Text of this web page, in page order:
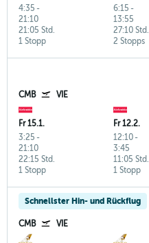
4:35 -
21:10
1 Stopp
21:05 Std.
6:15 -
13:55
2 Stopps
27:10 Std.
CMB VIE
Fr 15.1.
3:25 -
21:10
1 Stopp
22:15 Std.
Fr 12.2.
12:10-
3:45
1 Stopp
11:05 Std.
Schnellster Hin- und Rückflug
CMB VIE